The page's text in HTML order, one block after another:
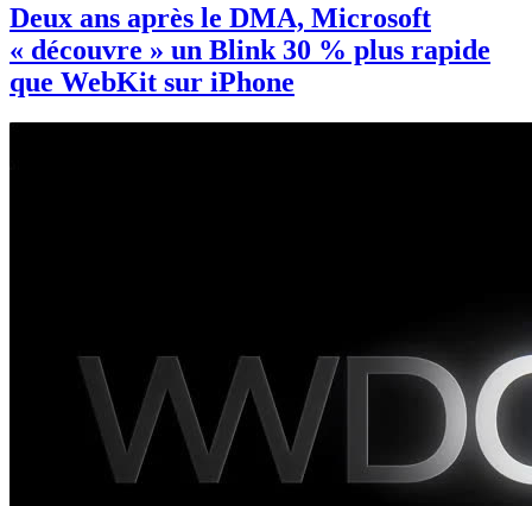
Deux ans après le DMA, Microsoft
« découvre » un Blink 30 % plus rapide
que WebKit sur iPhone